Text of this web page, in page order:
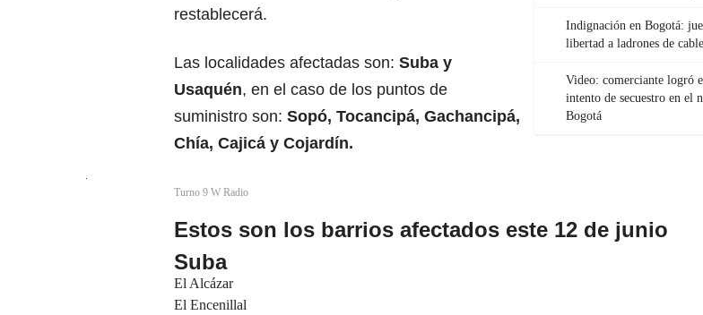
Indignación en Bogotá:
libertad a ladrones de
Video: comerciante logró
intento de secuestro en el
Bogotá
restablecerá.
Las localidades afectadas son: Suba y
Usaquén, en el caso de los puntos de
suministro son: Sopó, Tocancipá, Gachancipá,
Chía, Cajicá y Cojardín.
Turno 9 W Radio
Estos son los barrios afectados este 12 de junio
Suba
El Alcázar
El Encenillal